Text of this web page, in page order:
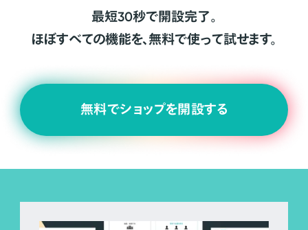
最短30秒で開設完了。
ほぼすべての機能を、無料で使って試せます。
無料でショップを開設する